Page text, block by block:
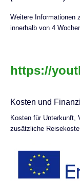
Weitere Informationen
innerhalb von 4
https://
Kosten und
Kosten für Unterkunft,
zusätzliche